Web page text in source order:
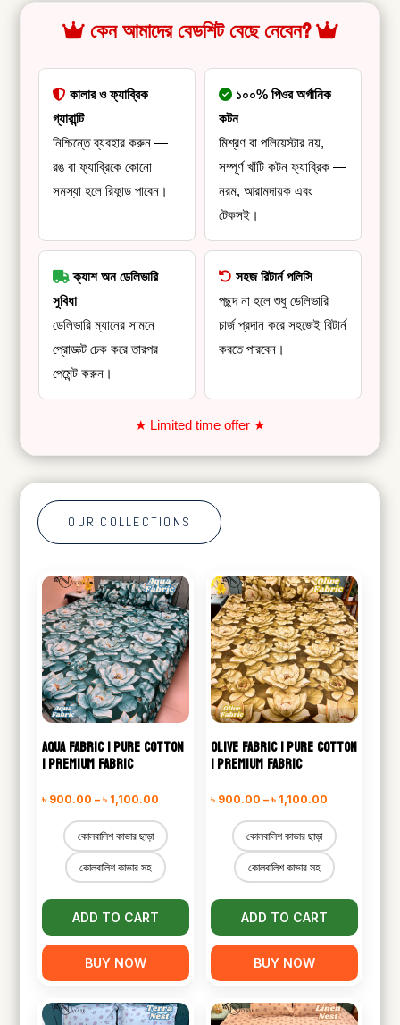
কেন আমাদের বেডশিট বেছে নেবেন?
কালার ও ফ্যাব্রিক
গ্যারান্টি
নিশ্চিন্তে ব্যবহার করুন —
রঙ বা ফ্যাব্রিকে কোনো
সমস্যা হলে রিফান্ড পাবেন।
১০০% পিওর অর্গানিক
কটন
মিশ্রণ বা পলিয়েস্টার নয়,
সম্পূর্ণ খাঁটি কটন ফ্যাব্রিক —
নরম, আরামদায়ক এবং
টেকসই।
ক্যাশ অন ডেলিভারি
সুবিধা
ডেলিভারি ম্যানের সামনে
প্রোডাক্ট চেক করে তারপর
পেমেন্ট করুন।
সহজ রিটার্ন পলিসি
পছন্দ না হলে শুধু ডেলিভারি
চার্জ প্রদান করে সহজেই রিটার্ন
করতে পারবেন।
★ Limited time offer ★
OUR COLLECTIONS
AQUA FABRIC | PURE COTTON
| PREMIUM FABRIC
৳ 900.00 – ৳ 1,100.00
range:
৳ 900.00
through
কোলবালিশ কাভার ছাড়া
কোলবালিশ কাভার সহ
ADD TO CART
BUY NOW
OLIVE FABRIC | PURE COTTON
| PREMIUM FABRIC
৳ 900.00 – ৳ 1,100.00
range:
৳ 900.00
through
কোলবালিশ কাভার ছাড়া
কোলবালিশ কাভার সহ
ADD TO CART
BUY NOW